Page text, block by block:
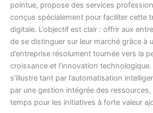
pointue, propose des services
conçus spécialement pour faciliter cette
digitale. L’objectif est clair : offrir aux
de se distinguer sur leur marché grâce à
d’entreprise résolument tournée vers la
croissance et l’innovation
s’illustre tant par l’automatisation
par une gestion intégrée des
temps pour les initiatives à forte valeur